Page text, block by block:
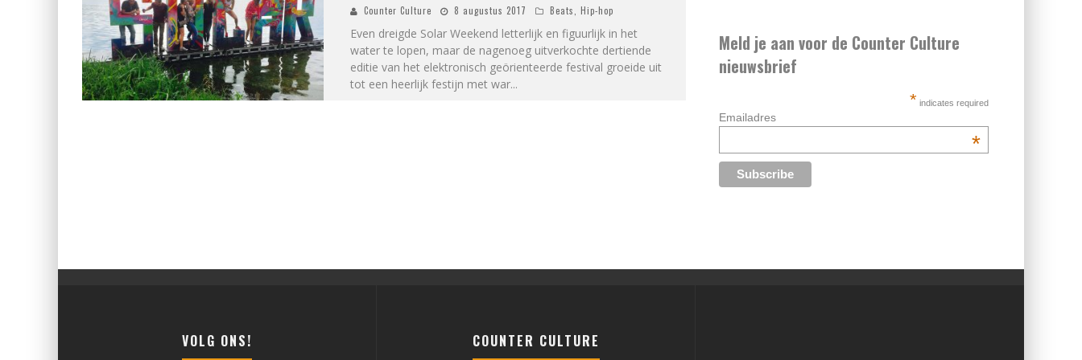
Counter Culture 8 augustus 2017 Beats Hip-hop
Even dreigde Solar Weekend letterlijk en figuurlijk in het
water te lopen, maar de nagenoeg uitverkochte dertiende
editie van het elektronisch geörienteerde festival groeide uit
tot een heerlijk festijn met war...
Meld je aan voor de Counter Culture
nieuwsbrief
* indicates required
Emailadres
*
VOLG ONS! COUNTER CULTURE